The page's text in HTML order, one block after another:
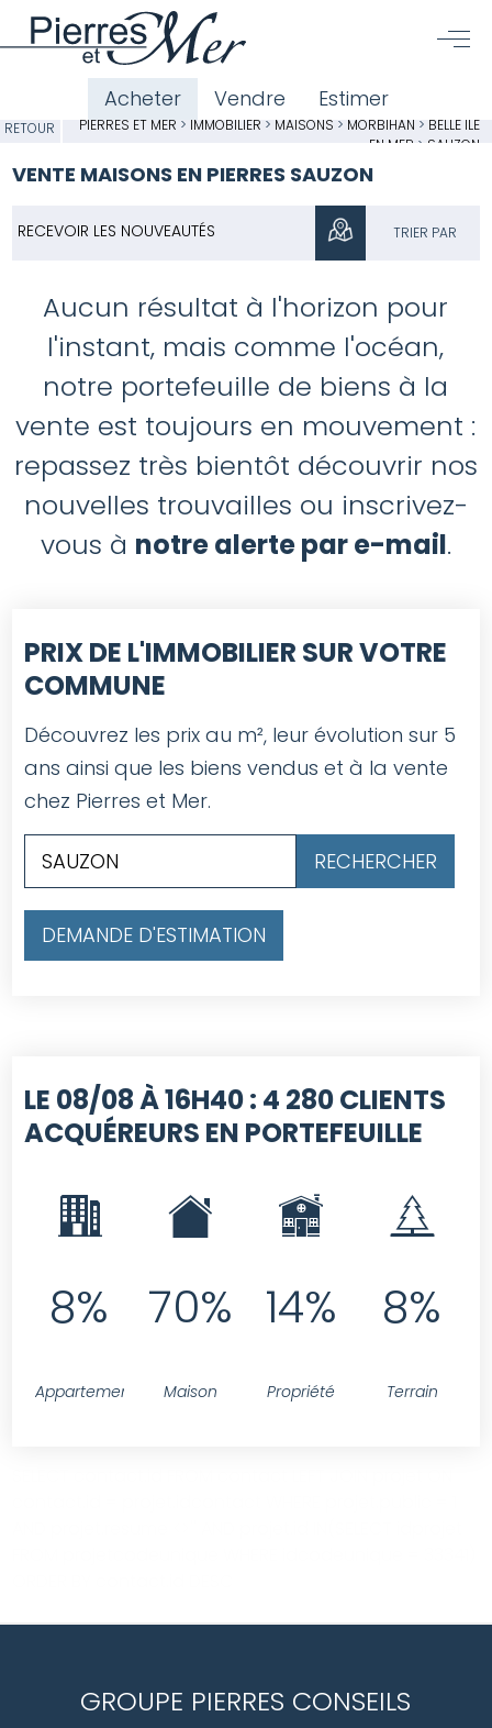
Acheter Vendre Estimer
RETOUR PIERRES ET MER > IMMOBILIER > MAISONS > MORBIHAN > BELLE ILE
EN MER > SAUZON
VENTE MAISONS EN PIERRES SAUZON
TRIER PAR
RECEVOIR LES NOUVEAUTÉS
Aucun résultat à l'horizon pour
l'instant, mais comme l'océan,
notre portefeuille de biens à la
vente est toujours en mouvement :
repassez très bientôt découvrir nos
nouvelles trouvailles ou inscrivez-
vous à notre alerte par e-mail.
PRIX DE L'IMMOBILIER SUR VOTRE
COMMUNE
Découvrez les prix au m², leur évolution sur 5
ans ainsi que les biens vendus et à la vente
chez Pierres et Mer.
DEMANDE D'ESTIMATION
LE 08/08 À 16H40 : 4 280 CLIENTS
ACQUÉREURS EN PORTEFEUILLE
8%
Appartement
70%
Maison
14%
Propriété
8%
Terrain
GROUPE PIERRES CONSEILS